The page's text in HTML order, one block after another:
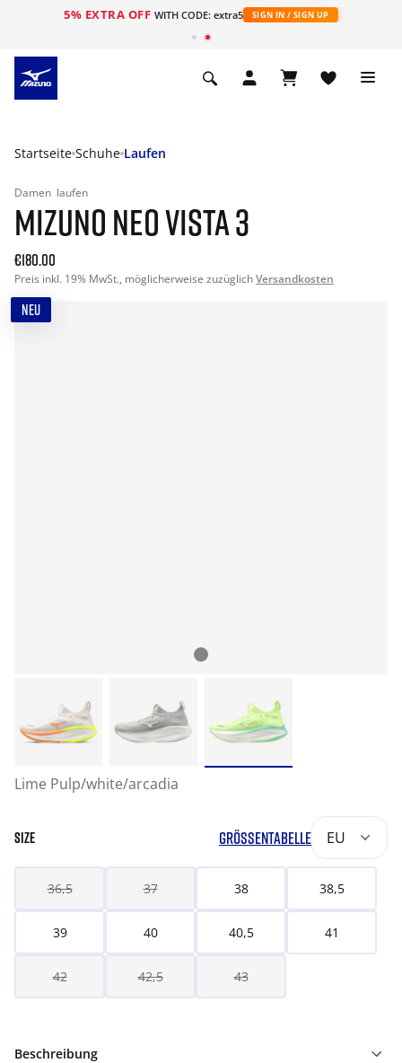
5% EXTRA OFF WITH CODE: extra5 SIGN IN / SIGN UP
Startseite Schuhe Laufen
Damen laufen
MIZUNO NEO VISTA 3
€180.00
Preis inkl. 19% MwSt., möglicherweise zuzüglichVersandkosten
NEU
Lime Pulp/white/arcadia
SIZE GRÖSSENTABELLE EU
36,5 37 38 38,5
39 40 40,5 41
42 42,5 43
Beschreibung